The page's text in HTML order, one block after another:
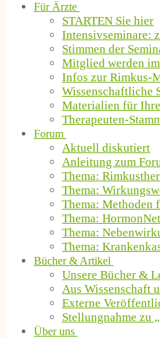
Für Ärzte
STARTEN Sie hier
Intensivseminare:
Stimmen der
Mitglied werden
Infos zur Rimkus-
Wissenschaftliche
Materialien für
Therapeuten-
Forum
Aktuell diskutiert
Anleitung zum
Thema:
Thema:
Thema: Methoden
Thema:
Thema:
Thema:
Bücher & Artikel
Unsere Bücher &
Aus Wissenschaft
Externe
Stellungnahme zu
Über uns